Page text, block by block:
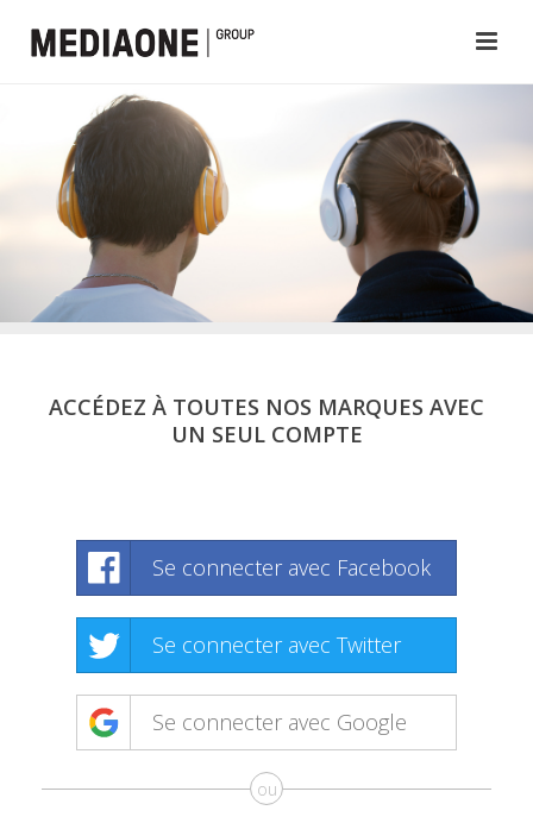
ACCÉDEZ À TOUTES NOS MARQUES AVEC
UN SEUL COMPTE
Se connecter avec Facebook
Se connecter avec Twitter
Se connecter avec Google
ou